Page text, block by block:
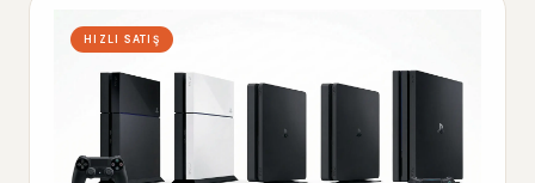
HIZLI SATIŞ